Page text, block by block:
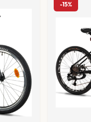
-15%